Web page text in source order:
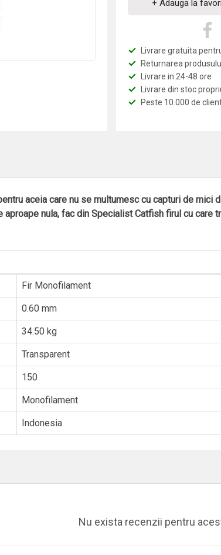
+ Adauga la
Livrare gratuita
Returnarea
Livrare in 24-48 ore
Livrare din stoc
Peste 10.000 de
aceia care nu se multumesc cu capturi de mici
nula, fac din Specialist Catfish firul cu care
Fir Monofilament
0.60 mm
34.50 kg
Transparent
150
Monofilament
Indonesia
Nu exista recenzii pentru